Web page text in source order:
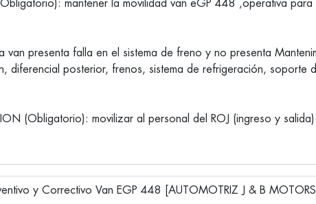
y Correctivo Van EGP 448 [AUTOMOTRIZ J & B MOTORS